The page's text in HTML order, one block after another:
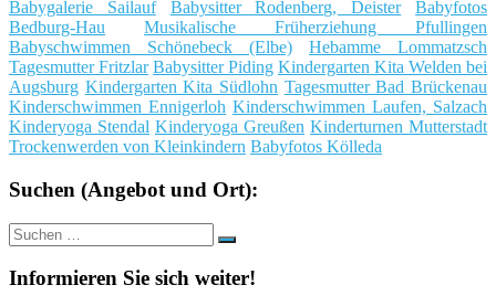
Babygalerie Sailauf
Babysitter Rodenberg, Deister
Babyfotos
Bedburg-Hau
Musikalische Früherziehung Pfullingen
Babyschwimmen Schönebeck (Elbe)
Hebamme Lommatzsch
Tagesmutter Fritzlar Babysitter Piding Kindergarten Kita Welden bei
Augsburg Kindergarten Kita Südlohn Tagesmutter Bad Brückenau
Kinderschwimmen Ennigerloh Kinderschwimmen Laufen, Salzach
Kinderyoga Stendal Kinderyoga Greußen Kinderturnen Mutterstadt
Trockenwerden von Kleinkindern Babyfotos Kölleda
Suchen (Angebot und Ort):
Suche
nach:
Suchen
Informieren Sie sich weiter!